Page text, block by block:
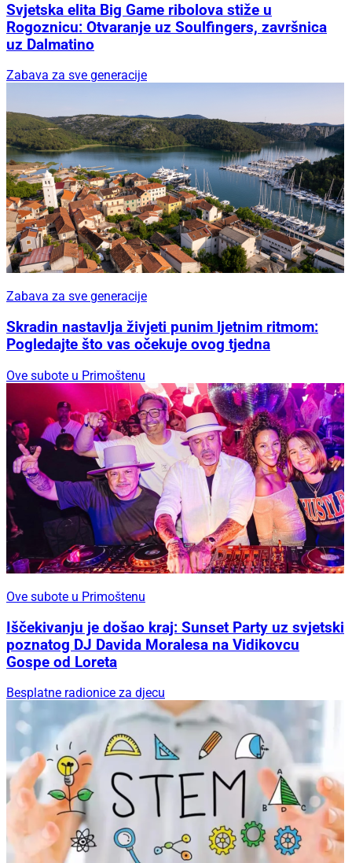
Svjetska elita Big Game ribolova stiže u
Rogoznicu: Otvaranje uz Soulfingers, završnica
uz Dalmatino
Zabava za sve generacije
Zabava za sve generacije
Skradin nastavlja živjeti punim ljetnim ritmom:
Pogledajte što vas očekuje ovog tjedna
Ove subote u Primoštenu
Ove subote u Primoštenu
Iščekivanju je došao kraj: Sunset Party uz svjetski
poznatog DJ Davida Moralesa na Vidikovcu
Gospe od Loreta
Besplatne radionice za djecu